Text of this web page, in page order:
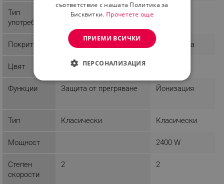
Тип
употреба
Домашна
Покритие Пластмаса Пластмаса
Цвят Черен
Функции Защита от прегряване Йонизация
Тип Класически Класически
Мощност 2400 W
Степен
скорости
2 2
съответствие с нашата Политика за
Бисквитки. Прочетете още
ПРИЕМИ ВСИЧКИ
ПЕРСОНАЛИЗАЦИЯ
СТРОГО НЕОБХОДИМО
ТАРГЕТИРАНЕ
НЕКЛАСИФИЦИРАНИ